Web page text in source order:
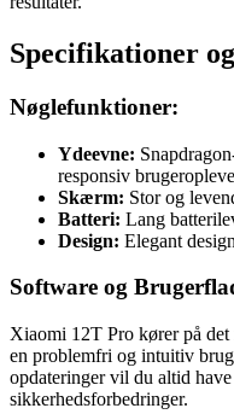
Specifikationer
Nøglefunktioner:
Ydeevne:
responsiv
Skærm: Stor og
Batteri: Lang
Design: Elegant
Software og
Xiaomi 12T Pro kører på
en problemfri og intuitiv
opdateringer vil du altid
sikkerhedsforbedringer.